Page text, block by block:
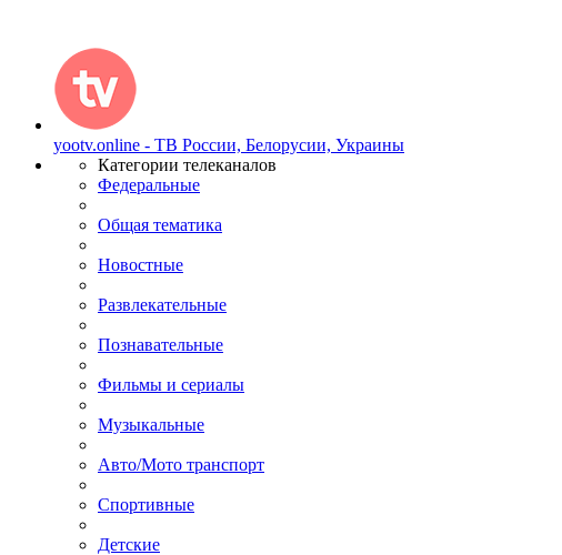
yootv.online - ТВ России, Белорусии, Украины
Категории телеканалов
Федеральные
Общая тематика
Новостные
Развлекательные
Познавательные
Фильмы и сериалы
Музыкальные
Авто/Мото транспорт
Спортивные
Детские